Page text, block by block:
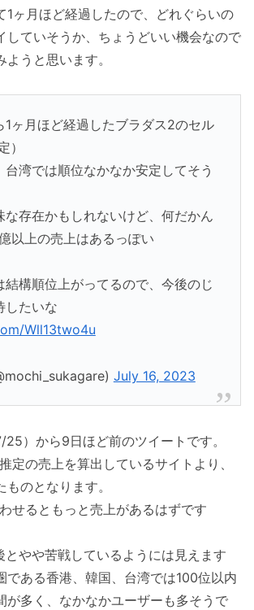
1ヶ月ほど経過したので、どれぐらいの
していそうか、ちょうどいい機会なので
うと思います。
1ヶ月ほど経過したブラダス2のセル
）
台湾では順位なかなか安定してそう
な存在かもしれないけど、何だかん
以上の売上はあるっぽい
結構順位上がってるので、今後のじ
したいな
Wll13two4u
July 16, 2023
25）から9日ほど前のツイートです。
定の売上を算出しているサイトより、
のとなります。
せるともっと売上があるはずです
やや苦戦しているようには見えます
である香港、韓国、台湾では100位以内
が多く、なかなかユーザーも多そうで